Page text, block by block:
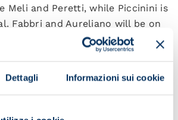
Dettagli Informazioni sui cookie
Meli and Peretti, while Piccinini is
Fabbri and Aureliano will be on
GAMES OFFICIATED